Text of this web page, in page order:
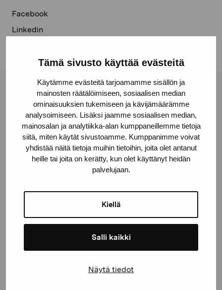
Tämä sivusto käyttää evästeitä
Käytämme evästeitä tarjoamamme sisällön ja
mainosten räätälöimiseen, sosiaalisen median
ominaisuuksien tukemiseen ja kävijämäärämme
analysoimiseen. Lisäksi jaamme sosiaalisen median,
mainosalan ja analytiikka-alan kumppaneillemme tietoja
siitä, miten käytät sivustoamme. Kumppanimme voivat
yhdistää näitä tietoja muihin tietoihin, joita olet antanut
heille tai joita on kerätty, kun olet käyttänyt heidän
palvelujaan.
Kiellä
Salli kaikki
Näytä tiedot
Facebook
Linkedin
Pro Artibus Foundation
Gustav Wasas gata 11
10600 Ekenäs
proartibus@proartibus.fi